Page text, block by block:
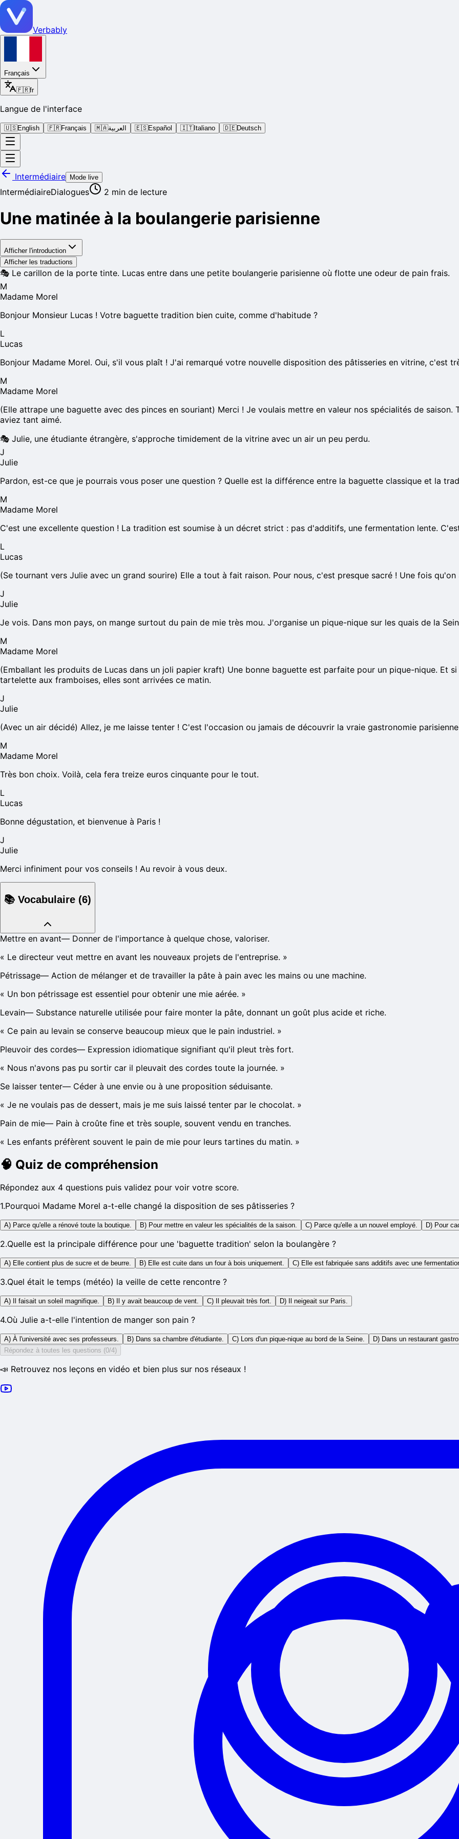
Verbably
Français
🇫🇷fr
Langue de l'interface
🇺🇸English 🇫🇷Français 🇲🇦العربية 🇪🇸Español 🇮🇹Italiano 🇩🇪Deutsch
Intermédiaire Mode live
IntermédiaireDialogues 2 min de lecture
Une matinée à la boulangerie parisienne
Afficher l'introduction
Afficher les traductions
🎭 Le carillon de la porte tinte. Lucas entre dans une petite boulangerie parisienne où flotte une odeur de pain frais.
M
Madame Morel
Bonjour Monsieur Lucas ! Votre baguette tradition bien cuite, comme d'habitude ?
L
Lucas
Bonjour Madame Morel. Oui, s'il vous plaît ! J'ai remarqué votre nouvelle disposition des pâtisseries en vitrine, c'est
M
Madame Morel
(Elle attrape une baguette avec des pinces en souriant) Merci ! Je voulais mettre en valeur nos spécialités de
aviez tant aimé.
🎭 Julie, une étudiante étrangère, s'approche timidement de la vitrine avec un air un peu perdu.
J
Julie
Pardon, est-ce que je pourrais vous poser une question ? Quelle est la différence entre la baguette classique et la
M
Madame Morel
C'est une excellente question ! La tradition est soumise à un décret strict : pas d'additifs, une fermentation lente.
L
Lucas
(Se tournant vers Julie avec un grand sourire) Elle a tout à fait raison. Pour nous, c'est presque sacré ! Une fois
J
Julie
Je vois. Dans mon pays, on mange surtout du pain de mie très mou. J'organise un pique-nique sur les quais de la
M
Madame Morel
(Emballant les produits de Lucas dans un joli papier kraft) Une bonne baguette est parfaite pour un pique-nique. Et
tartelette aux framboises, elles sont arrivées ce matin.
J
Julie
(Avec un air décidé) Allez, je me laisse tenter ! C'est l'occasion ou jamais de découvrir la vraie gastronomie
M
Madame Morel
Très bon choix. Voilà, cela fera treize euros cinquante pour le tout.
L
Lucas
Bonne dégustation, et bienvenue à Paris !
J
Julie
Merci infiniment pour vos conseils ! Au revoir à vous deux.
📚 Vocabulaire (6)
Mettre en avant— Donner de l'importance à quelque chose, valoriser.
« Le directeur veut mettre en avant les nouveaux projets de l'entreprise. »
Pétrissage— Action de mélanger et de travailler la pâte à pain avec les mains ou une machine.
« Un bon pétrissage est essentiel pour obtenir une mie aérée. »
Levain— Substance naturelle utilisée pour faire monter la pâte, donnant un goût plus acide et riche.
« Ce pain au levain se conserve beaucoup mieux que le pain industriel. »
Pleuvoir des cordes— Expression idiomatique signifiant qu'il pleut très fort.
« Nous n'avons pas pu sortir car il pleuvait des cordes toute la journée. »
Se laisser tenter— Céder à une envie ou à une proposition séduisante.
« Je ne voulais pas de dessert, mais je me suis laissé tenter par le chocolat. »
Pain de mie— Pain à croûte fine et très souple, souvent vendu en tranches.
« Les enfants préfèrent souvent le pain de mie pour leurs tartines du matin. »
🧠 Quiz de compréhension
Répondez aux 4 questions puis validez pour voir votre score.
1.Pourquoi Madame Morel a-t-elle changé la disposition de ses pâtisseries ?
A) Parce qu'elle a rénové toute la boutique. B) Pour mettre en valeur les spécialités de la saison. C) Parce qu'elle a un nouvel employé. D) Pour
2.Quelle est la principale différence pour une 'baguette tradition' selon la boulangère ?
A) Elle contient plus de sucre et de beurre. B) Elle est cuite dans un four à bois uniquement. C) Elle est fabriquée sans additifs avec une
3.Quel était le temps (météo) la veille de cette rencontre ?
A) Il faisait un soleil magnifique. B) Il y avait beaucoup de vent. C) Il pleuvait très fort. D) Il neigeait sur Paris.
4.Où Julie a-t-elle l'intention de manger son pain ?
A) À l'université avec ses professeurs. B) Dans sa chambre d'étudiante. C) Lors d'un pique-nique au bord de la Seine.
D) Dans un restaurant
Répondez à toutes les questions (0/4)
📣 Retrouvez nos leçons en vidéo et bien plus sur nos réseaux !